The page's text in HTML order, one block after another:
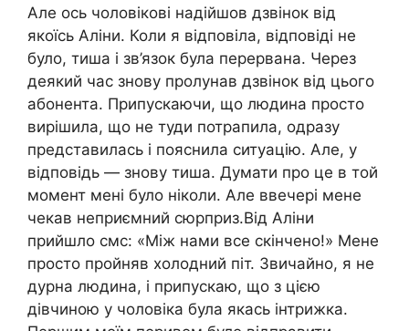
Але ось чоловікові надійшов дзвінок від
якоїсь Аліни. Коли я відповіла, відповіді не
було, тиша і зв’язок була перервана. Через
деякий час знову пролунав дзвінок від цього
абонента. Припускаючи, що людина просто
вирішила, що не туди потрапила, одразу
представилась і пояснила ситуацію. Але, у
відповідь — знову тиша. Думати про це в той
момент мені було ніколи. Але ввечері мене
чекав неприємний сюрприз.Від Аліни
прийшло смс: «Між нами все скінчено!» Мене
просто пройняв холодний піт. Звичайно, я не
дурна людина, і припускаю, що з цією
дівчиною у чоловіка була якась інтрижка.